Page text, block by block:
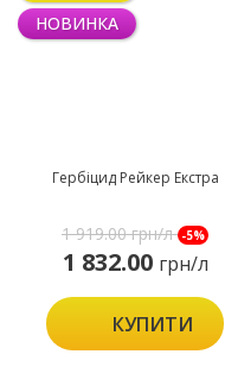
НОВИНКА
Гербіцид Рейкер Екстра
1 919.00грн/л -5%
1 832.00 грн/л
КУПИТИ